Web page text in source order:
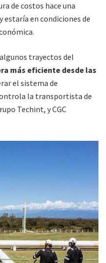
de costos hace una
en condiciones de
trayectos del
más eficiente desde las
el sistema de
la transportista de
Techint, y CGC